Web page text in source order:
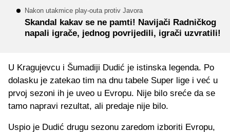
Nakon utakmice play-outa protiv Javora
Skandal kakav se ne pamti! Navijači Radničkog
napali igrače, jednog povrijedili, igrači uzvratili!
U Kragujevcu i Šumadiji Dudić je istinska legenda. Po
dolasku je zatekao tim na dnu tabele Super lige i već u
prvoj sezoni ih je uveo u Evropu. Nije bilo sreće da se
tamo napravi rezultat, ali predaje nije bilo.
Uspio je Dudić drugu sezonu zaredom izboriti Evropu,